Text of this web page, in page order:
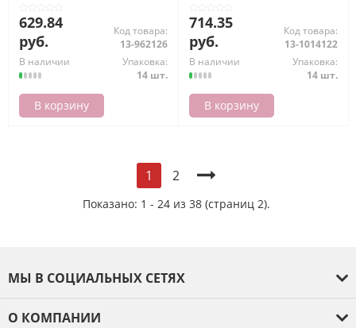
c.352
629.84
руб.
Код товара:
13-962126
В наличии
Упаковка:
14 шт.
В корзину
c.352
714.35
руб.
Код товара:
13-1014122
В наличии
Упаковка:
14 шт.
В корзину
1 2
Показано: 1 - 24 из 38 (страниц 2).
МЫ В СОЦИАЛЬНЫХ СЕТЯХ
О КОМПАНИИ